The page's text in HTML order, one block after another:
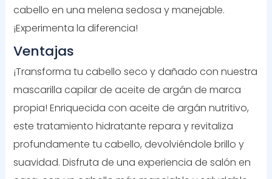
cabello en una melena sedosa y manejable.
¡Experimenta la diferencia!
Ventajas
¡Transforma tu cabello seco y dañado con nuestra
mascarilla capilar de aceite de argán de marca
propia! Enriquecida con aceite de argán nutritivo,
este tratamiento hidratante repara y revitaliza
profundamente tu cabello, devolviéndole brillo y
suavidad. Disfruta de una experiencia de salón en